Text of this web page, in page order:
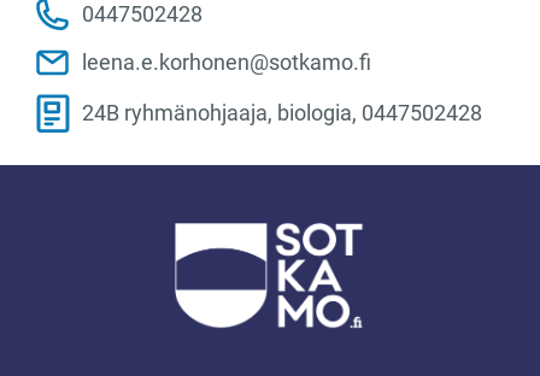
0447502428
leena.e.korhonen@sotkamo.fi
24B ryhmänohjaaja, biologia, 0447502428